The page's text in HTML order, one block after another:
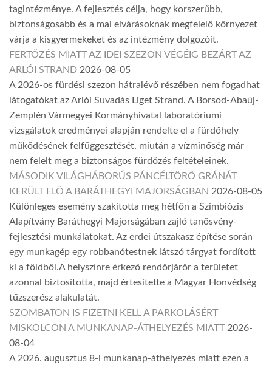
tagintézménye. A fejlesztés célja, hogy korszerűbb,
biztonságosabb és a mai elvárásoknak megfelelő környezet
várja a kisgyermekeket és az intézmény dolgozóit.
FERTŐZÉS MIATT AZ IDEI SZEZON VÉGÉIG BEZÁRT AZ
ARLÓI STRAND 2026-08-05
A 2026-os fürdési szezon hátralévő részében nem fogadhat
látogatókat az Arlói Suvadás Liget Strand. A Borsod-Abaúj-
Zemplén Vármegyei Kormányhivatal laboratóriumi
vizsgálatok eredményei alapján rendelte el a fürdőhely
működésének felfüggesztését, miután a vízminőség már
nem felelt meg a biztonságos fürdőzés feltételeinek.
MÁSODIK VILÁGHÁBORÚS PÁNCÉLTÖRŐ GRÁNÁT
KERÜLT ELŐ A BARÁTHEGYI MAJORSÁGBAN 2026-08-05
Különleges esemény szakította meg hétfőn a Szimbiózis
Alapítvány Baráthegyi Majorságában zajló tanösvény-
fejlesztési munkálatokat. Az erdei útszakasz építése során
egy munkagép egy robbanótestnek látszó tárgyat fordított
ki a földből.A helyszínre érkező rendőrjárőr a területet
azonnal biztosította, majd értesítette a Magyar Honvédség
tűzszerész alakulatát.
SZOMBATON IS FIZETNI KELL A PARKOLÁSÉRT
MISKOLCON A MUNKANAP-ÁTHELYEZÉS MIATT 2026-
08-04
A 2026. augusztus 8-i munkanap-áthelyezés miatt ezen a